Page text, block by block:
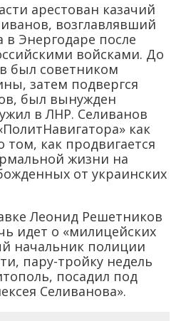
арестован казачий
возглавлявший
Энергодаре после
войсками. До
был советником
затем подвергся
был вынужден
в ЛНР. Селиванов
как
том, как продвигается
жизни на
от украинских
Леонид Решетников
идет о «милицейских
начальник полиции
пару-тройку недель
посадил под
Селиванова».